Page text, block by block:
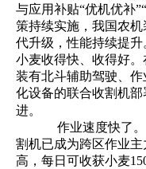
与应用补贴“优机优补
策持续实施，我国农
代升级，性能持续提
小麦收得快、收得好
装有北斗辅助驾驶、
化设备的联合收割机
进。
作业速度快了
割机已成为跨区作业
高，每日可收获小麦